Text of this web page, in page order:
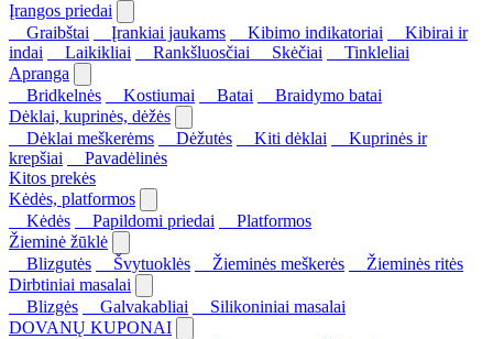
Įrangos priedai
Graibštai
Įrankiai jaukams Kibimo indikatoriai
Kibirai ir
indai
Laikikliai Rankšluosčiai Skėčiai
Tinkleliai
Apranga
Bridkelnės
Kostiumai Batai
Braidymo batai
Dėklai, kuprinės, dėžės
Dėklai meškerėms
Dėžutės Kiti dėklai
Kuprinės ir
krepšiai
Pavadėlinės
Kitos prekės
Kėdės, platformos
Kėdės
Papildomi priedai
Platformos
Žieminė žūklė
Blizgutės
Švytuoklės Žieminės meškerės
Žieminės ritės
Dirbtiniai masalai
Blizgės
Galvakabliai
Silikoniniai masalai
DOVANŲ KUPONAI